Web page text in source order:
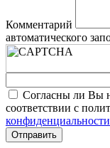
Комментарий
автоматического
Согласны ли Вы
соответствии с
конфиденциальности
Отправить